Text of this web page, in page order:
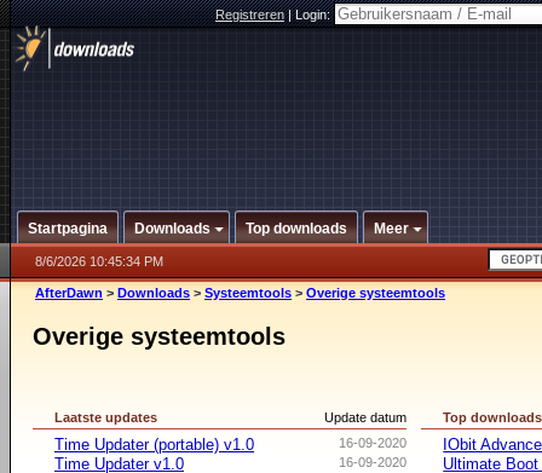
Registreren|Login:
Startpagina Downloads Top downloads Meer
8/6/2026 10:45:34 PM
AfterDawn > Downloads > Systeemtools > Overige systeemtools
Overige systeemtools
Update datum
Laatste updates
16-09-2020
Time Updater (portable) v1.0
16-09-2020
Time Updater v1.0
Top downloads
IObit
Ultimate